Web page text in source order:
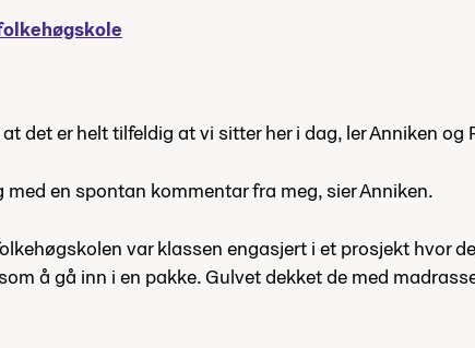
det er helt tilfeldig at vi sitter her i dag, ler Anniken og
en spontan kommentar fra meg, sier Anniken.
var klassen engasjert i et prosjekt hvor
å gå inn i en pakke. Gulvet dekket de med